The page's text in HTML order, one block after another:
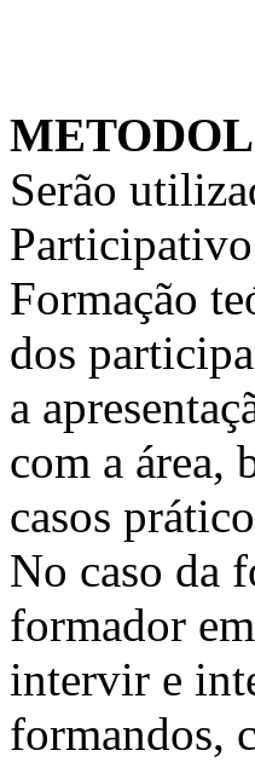
Serão
Formação
dos
a
com a área,
casos
No caso da
formador
intervir e
formandos,